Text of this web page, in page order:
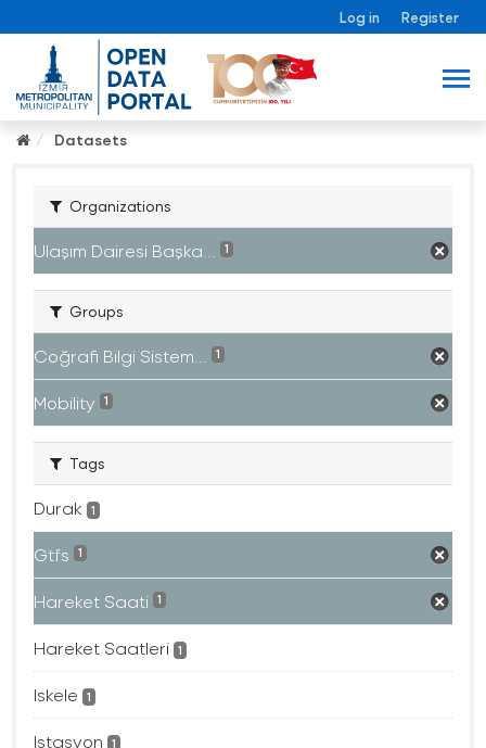
Log in Register
Datasets
Organizations
Ulaşım Dairesi Başka... 1
Groups
Coğrafi Bilgi Sistem... 1
Mobility 1
Tags
Durak 1
Gtfs 1
Hareket Saati 1
Hareket Saatleri 1
Iskele 1
Istasyon 1